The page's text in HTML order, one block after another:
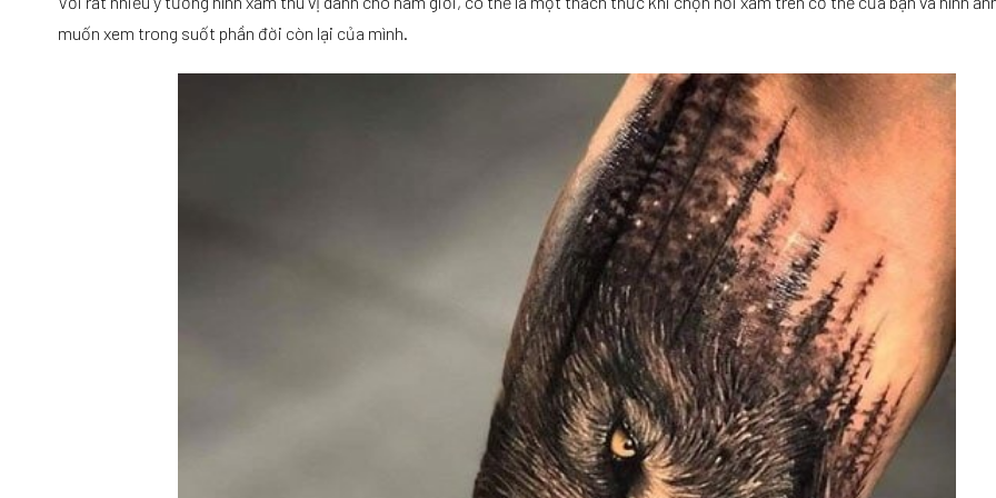
muốn xem trong suốt phần đời còn lại của mình.